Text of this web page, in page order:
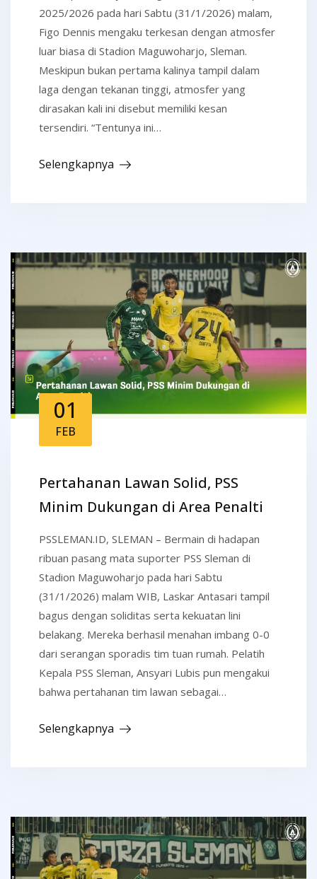
2025/2026 pada hari Sabtu (31/1/2026) malam,
Figo Dennis mengaku terkesan dengan atmosfer
luar biasa di Stadion Maguwoharjo, Sleman.
Meskipun bukan pertama kalinya tampil dalam
laga dengan tekanan tinggi, atmosfer yang
dirasakan kali ini disebut memiliki kesan
tersendiri. “Tentunya ini…
Selengkapnya
01
FEB
Pertahanan Lawan Solid, PSS
Minim Dukungan di Area Penalti
PSSLEMAN.ID, SLEMAN – Bermain di hadapan
ribuan pasang mata suporter PSS Sleman di
Stadion Maguwoharjo pada hari Sabtu
(31/1/2026) malam WIB, Laskar Antasari tampil
bagus dengan soliditas serta kekuatan lini
belakang. Mereka berhasil menahan imbang 0-0
dari serangan sporadis tim tuan rumah. Pelatih
Kepala PSS Sleman, Ansyari Lubis pun mengakui
bahwa pertahanan tim lawan sebagai…
Selengkapnya